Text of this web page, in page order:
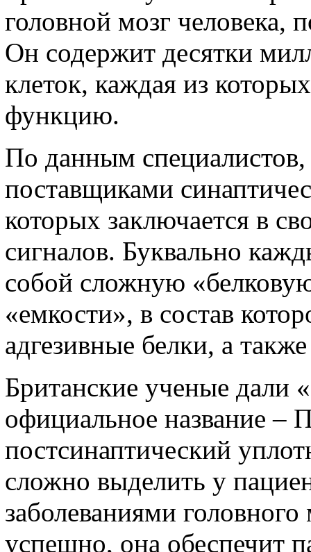
головной мозг
Он содержит десятки
клеток, каждая из
функцию.
По данным
поставщиками
которых заключается в
сигналов. Буквально
собой сложную
«емкости», в состав
адгезивные белки, а
Британские ученые дали
официальное название –
постсинаптический
сложно выделить у
заболеваниями
успешно, она обеспечит